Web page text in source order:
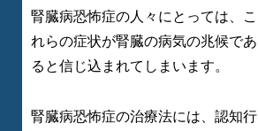
腎臓病恐怖症の人々にとっては、こ
れらの症状が腎臓の病気の兆候であ
ると信じ込まれてしまいます。
腎臓病恐怖症の治療法には、認知行